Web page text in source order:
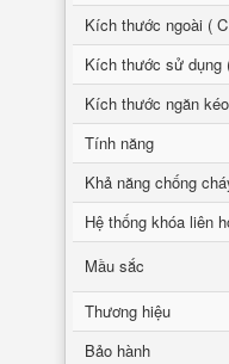
Kích thước ngoài (
Kích thước sử dụng
Kích thước ngăn
Tính năng
Khả năng chống
Hệ thống khóa liên
Mầu sắc
Thương hiệu
Bảo hành